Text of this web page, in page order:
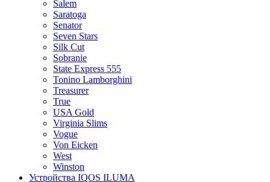
Salem
Saratoga
Senator
Seven Stars
Silk Cut
Sobranie
State Express 555
Tonino Lamborghini
Treasurer
True
USA Gold
Virginia Slims
Vogue
Von Eicken
West
Winston
Устройства IQOS ILUMA